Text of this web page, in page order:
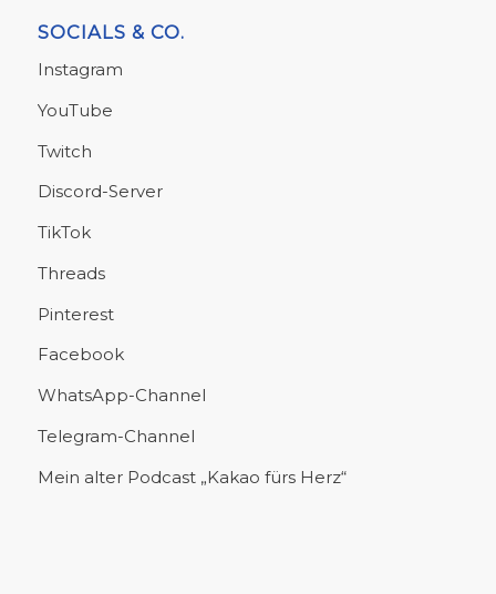
SOCIALS & CO.
Instagram
YouTube
Twitch
Discord-Server
TikTok
Threads
Pinterest
Facebook
WhatsApp-Channel
Telegram-Channel
Mein alter Podcast „Kakao fürs Herz“